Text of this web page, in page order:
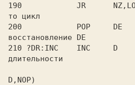
190            JR
то цикл
200            POP     DE
восстановление DE
210 ?DR:INC    INC     D
длительности
D,NOP)